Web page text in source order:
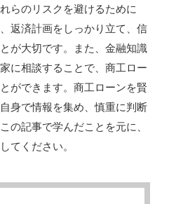
らのリスクを避けるために
返済計画をしっかり立て、信
が大切です。また、金融知識
に相談することで、商工ロー
ができます。商工ローンを賢
身で情報を集め、慎重に判断
の記事で学んだことを元に、
てください。